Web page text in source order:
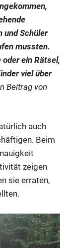
und Schüler
mussten.
ein Rätsel,
viel über
Beitrag von
auch
Beim
zeigen
sie erraten,